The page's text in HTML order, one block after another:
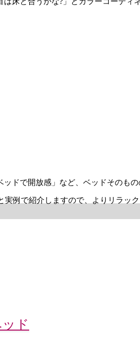
ドで開放感」など、ベッドそのも
例で紹介しますので、よりリラッ
ド